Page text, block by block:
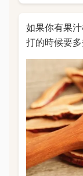
如果你有果
打的時候要